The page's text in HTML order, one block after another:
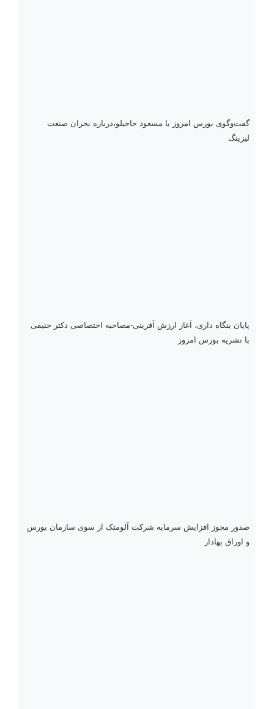
گفت‌وگوی بورس امروز با مسعود حاجیلو،درباره بحران صنعت
لیزینگ
پایان بنگاه داری، آغاز ارزش آفرینی-مصاحبه اختصاصی دکتر حنیفی
با نشریه بورس امروز
صدور مجوز افزایش سرمایه شرکت آلومتک از سوی سازمان بورس
و اوراق بهادار